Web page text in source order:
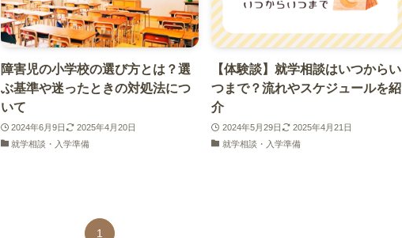
障害児の小学校の選び方とは？選
ぶ基準や迷ったときの対処法につ
いて
2024年6月9日
2025年4月20日
就学相談・入学準備
【体験談】就学相談はいつからい
つまで？流れやスケジュールを紹
介
2024年5月29日
2025年4月21日
就学相談・入学準備
1